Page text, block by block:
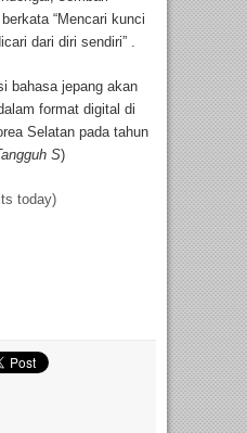
“Mencari kunci
dari diri sendiri” .
bahasa jepang akan
format digital di
Selatan pada tahun
S)
today)